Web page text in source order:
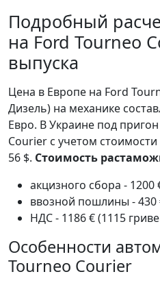
Подробный
на Ford Tourneo
выпуска
Цена в Европе на Ford
Дизель) на механике
Евро. В Украине под
Courier с учетом
56 $. Стоимость
акцизного сбора - 1200
ввозной пошлины - 430
НДС - 1186 € (1115
Особенности
Tourneo Courier